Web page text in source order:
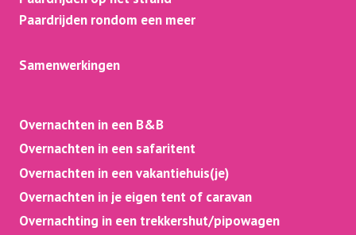
Paardrijden rondom een meer
Samenwerkingen
Overnachten in een B&B
Overnachten in een safaritent
Overnachten in een vakantiehuis(je)
Overnachten in je eigen tent of caravan
Overnachting in een trekkershut/pipowagen